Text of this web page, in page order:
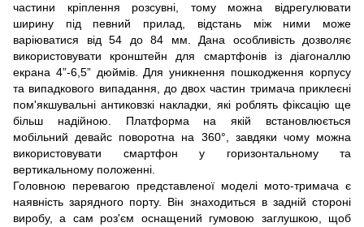
частини кріплення розсувні, тому можна відрегулювати
ширину під певний прилад, відстань між ними може
варіюватися від 54 до 84 мм. Дана особливість дозволяє
використовувати кронштейн для смартфонів із діагоналлю
екрана 4”-6,5” дюймів. Для уникнення пошкодження корпусу
та випадкового випадання, до двох частин тримача приклеєні
пом'якшувальні антиковзкі накладки, які роблять фіксацію ще
більш надійною. Платформа на якій встановлюється
мобільний девайс поворотна на 360°, завдяки чому можна
використовувати смартфон у горизонтальному та
вертикальному положенні.
Головною перевагою представленої моделі мото-тримача є
наявність зарядного порту. Він знаходиться в задній стороні
виробу, а сам роз'єм оснащений гумовою заглушкою, щоб